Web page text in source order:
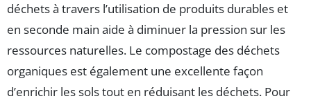
déchets à travers l’utilisation de produits durables et
en seconde main aide à diminuer la pression sur les
ressources naturelles. Le compostage des déchets
organiques est également une excellente façon
d’enrichir les sols tout en réduisant les déchets. Pour